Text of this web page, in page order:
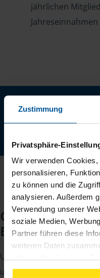
Zustimmung
Privatsphäre-
Wir verwenden
personalisieren,
zu können und die
analysieren. Außerdem
Verwendung unserer
soziale Medien,
Partner führen diese
weiteren Daten
gesammelt haben.
jährlichen
Schnell, einfach
Checkliste für
Um Ihre Steuererklärung
unsere Beraterinnen und